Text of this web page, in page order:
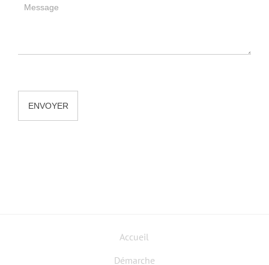
ENVOYER
Accueil
Démarche